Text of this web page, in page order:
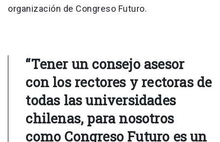
organización de Congreso Futuro.
“Tener un consejo asesor
con los rectores y rectoras de
todas las universidades
chilenas, para nosotros
como Congreso Futuro es un